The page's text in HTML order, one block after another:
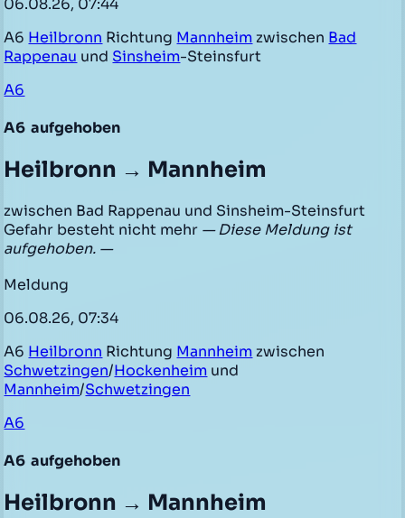
A6 Heilbronn Richtung Mannheim zwischen Bad
Rappenau und Sinsheim-Steinsfurt
A6
A6 aufgehoben
Heilbronn → Mannheim
zwischen Bad Rappenau und Sinsheim-Steinsfurt
Gefahr besteht nicht mehr — Diese Meldung ist
aufgehoben. —
Meldung
06.08.26, 07:34
A6 Heilbronn Richtung Mannheim zwischen
Schwetzingen/Hockenheim und
Mannheim/Schwetzingen
A6
A6 aufgehoben
Heilbronn → Mannheim